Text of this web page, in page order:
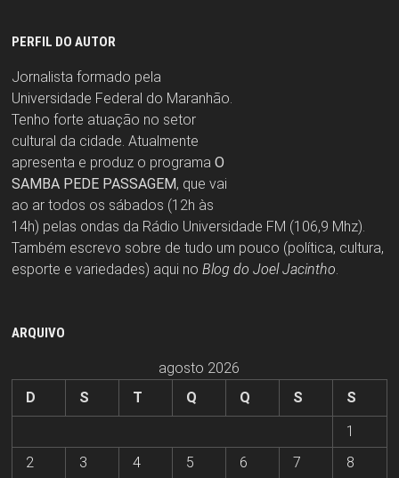
PERFIL DO AUTOR
Jornalista formado pela
Universidade Federal do Maranhão.
Tenho forte atuação no setor
cultural da cidade. Atualmente
apresenta e produz o programa O
SAMBA PEDE PASSAGEM, que vai
ao ar todos os sábados (12h às
14h) pelas ondas da Rádio Universidade FM (106,9 Mhz).
Também escrevo sobre de tudo um pouco (política, cultura,
esporte e variedades) aqui no Blog do Joel Jacintho.
ARQUIVO
agosto 2026
D
S T Q Q S
S
1
2
3 4 5 6 7 8